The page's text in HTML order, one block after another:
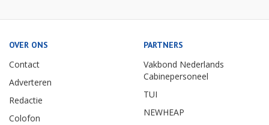
OVER ONS
Contact
Adverteren
Redactie
Colofon
PARTNERS
Vakbond Nederlands
Cabinepersoneel
TUI
NEWHEAP